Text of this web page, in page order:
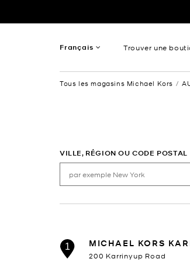
Français Trouver une
Tous les magasins Michael Kors
VILLE, RÉGION OU CODE POSTAL
1 MICHAEL KORS
200 Karrinyup Road